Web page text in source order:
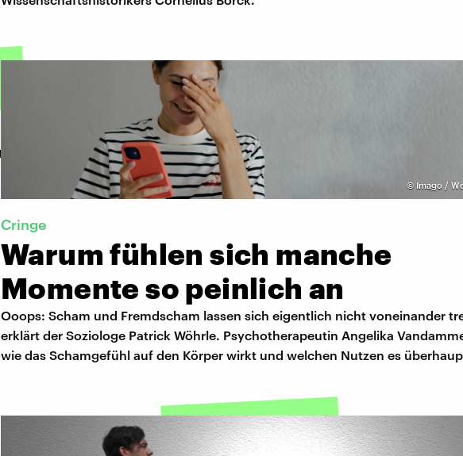
© Imago /
Cringe
Warum fühlen sich manche
Momente so peinlich an
Ooops: Scham und Fremdscham lassen sich eigentlich nicht voneinander
erklärt der Soziologe Patrick Wöhrle. Psychotherapeutin Angelika
wie das Schamgefühl auf den Körper wirkt und welchen Nutzen es